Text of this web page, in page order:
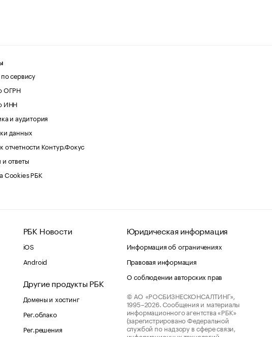
сервису
ОГРН
ИНН
и аудитория
данных
отчетности Контур.Фокус
ответы
Cookies РБК
РБК Новости
iOS
Android
Другие продукты РБК
Домены и хостинг
Рег.облако
Рег.решения
Юридическая информация
Информация об ограничениях
Правовая информация
О соблюдении авторских прав
© АО «РОСБИЗНЕСКОНСАЛТИНГ»,
1995–2026. Сообщения и материалы
информационного агентства «РБК»
(зарегистрировано Федеральной
службой по надзору в сфере связи,